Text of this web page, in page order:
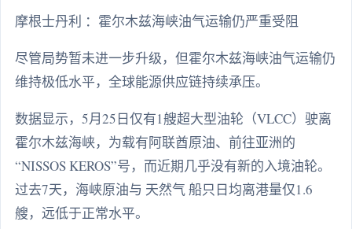
摩根士丹利 ：霍尔木兹海峡油气运输仍严重受阻
尽管局势暂未进一步升级，但霍尔木兹海峡油气运输仍
维持极低水平，全球能源供应链持续承压。
数据显示，5月25日仅有1艘超大型油轮（VLCC）驶离
霍尔木兹海峡，为载有阿联酋原油、前往亚洲的
“NISSOS KEROS”号，而近期几乎没有新的入境油轮。
过去7天，海峡原油与 天然气 船只日均离港量仅1.6
艘，远低于正常水平。